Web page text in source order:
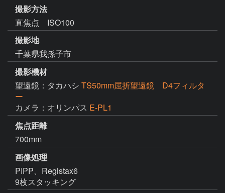
撮影方法
直焦点 ISO100
撮影地
千葉県我孫子市
撮影機材
望遠鏡：タカハシ TS50mm屈折望遠鏡 D4フィルタ
ー
カメラ：オリンパス E-PL1
焦点距離
700mm
画像処理
PIPP、Registax6
9枚スタッキング